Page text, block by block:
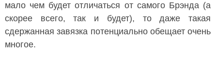
мало чем будет отличаться от самого Брэнда (а
скорее всего, так и будет), то даже такая
сдержанная завязка потенциально обещает очень
многое.